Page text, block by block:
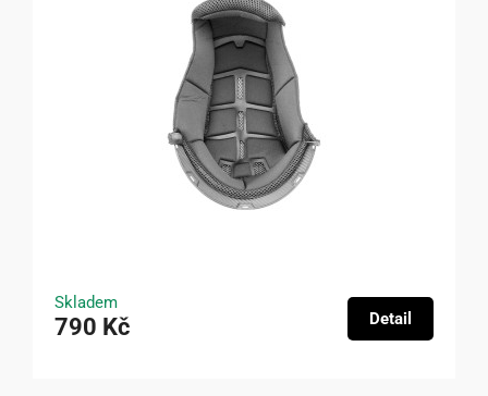
Skladem
790 Kč Detail